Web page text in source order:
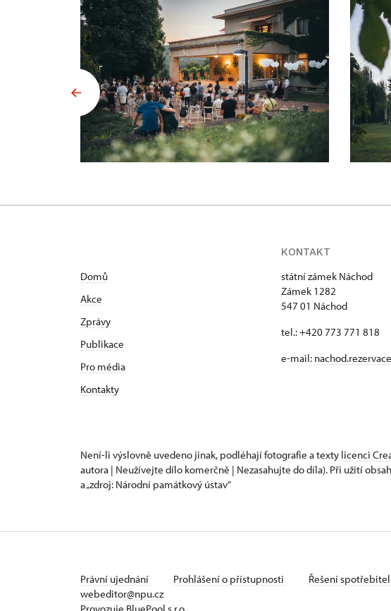
Domů
Akce
Zprávy
Publikace
Pro média
Kontakty
KONTAKT
státní zámek Náchod
Zámek 1282
547 01 Náchod
tel.: +420 773 771 818
e-mail:
Není-li výslovně uvedeno jinak, podléhají fotografie a texty licenci
autora | Neužívejte dílo komerčně | Nezasahujte do díla). Při užití
a „zdroj: Národní památkový ústav“
Právní ujednání Prohlášení o přístupnosti Řešení
webeditor@npu.cz